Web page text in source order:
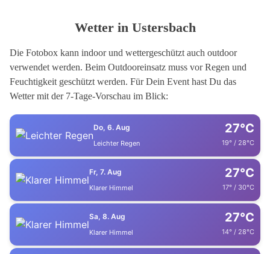
Wetter in Ustersbach
Die Fotobox kann indoor und wettergeschützt auch outdoor
verwendet werden. Beim Outdooreinsatz muss vor Regen und
Feuchtigkeit geschützt werden. Für Dein Event hast Du das
Wetter mit der 7-Tage-Vorschau im Blick:
Do, 6. Aug
Leichter Regen
27°C
19° / 28°C
Fr, 7. Aug
Klarer Himmel
27°C
17° / 30°C
Sa, 8. Aug
Klarer Himmel
27°C
14° / 28°C